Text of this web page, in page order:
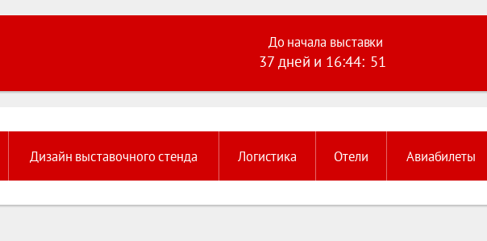
До начала выставки
37 дней и 16:44: 51
Дизайн выставочного стенда Логистика Отели Авиабилеты